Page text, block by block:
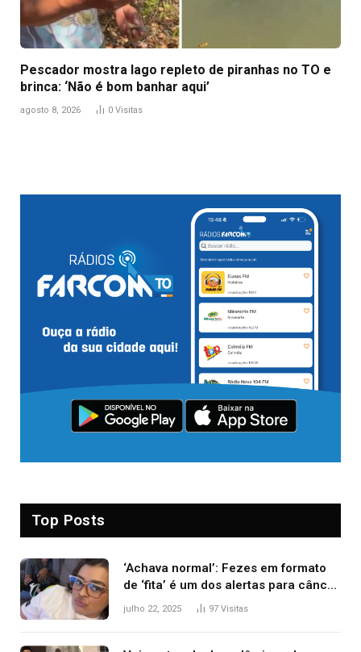
Pescador mostra lago repleto de piranhas no TO e
brinca: ‘Não é bom banhar aqui’
agosto 8, 2026 0 Visitas
Top Posts
‘Achava normal’: Fezes em formato
de ‘fita’ é um dos alertas para câncer
colorretal; relembre fala de Preta Gil
julho 22, 2025 97 Visitas